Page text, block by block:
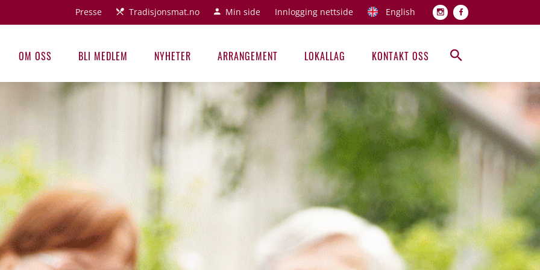
Topp
Presse Tradisjonsmat.no Min side Innlogging nettside English
Hovedmeny
OM OSS BLI MEDLEM NYHETER ARRANGEMENT LOKALLAG KONTAKT OSS